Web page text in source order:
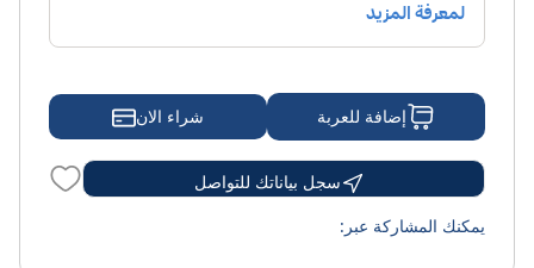
إضافة للعربة شراء الان
سجل بياناتك للتواصل
يمكنك المشاركة عبر: